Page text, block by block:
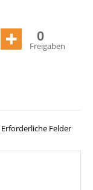
0
Freigaben
Erforderliche Felder